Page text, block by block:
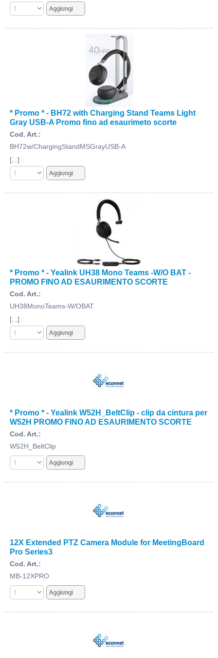
* Promo * - BH72 with Charging Stand Teams Light
Gray USB-A Promo fino ad esaurimeto scorte
Cod. Art.:
BH72w/ChargingStandMSGrayUSB-A
[...]
* Promo * - Yealink UH38 Mono Teams -W/O BAT -
PROMO FINO AD ESAURIMENTO SCORTE
Cod. Art.:
UH38MonoTeams-W/OBAT
[...]
* Promo * - Yealink W52H_BeltClip - clip da cintura per
W52H PROMO FINO AD ESAURIMENTO SCORTE
Cod. Art.:
W52H_BeltClip
12X Extended PTZ Camera Module for MeetingBoard
Pro Series3
Cod. Art.:
MB-12XPRO